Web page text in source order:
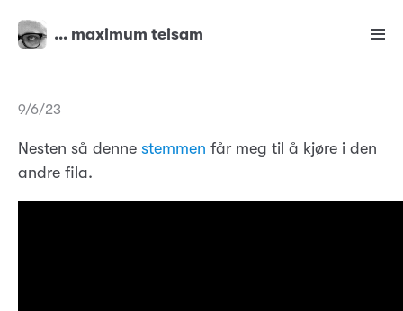
… maximum teisam
9/6/23
Nesten så denne stemmen får meg til å kjøre i den
andre fila.